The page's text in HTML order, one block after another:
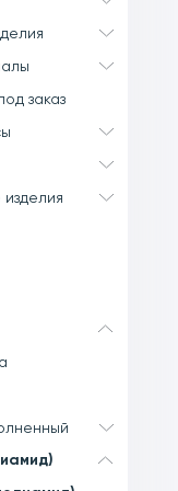
заказ